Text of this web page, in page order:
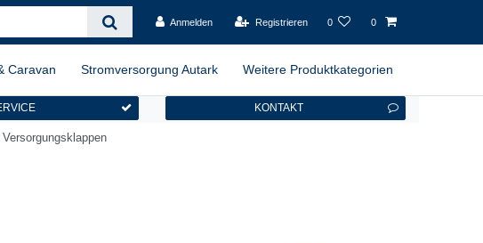
Anmelden Registrieren 0 0
Caravan Stromversorgung Autark Weitere Produktkategorien
KONTAKT
Versorgungsklappen